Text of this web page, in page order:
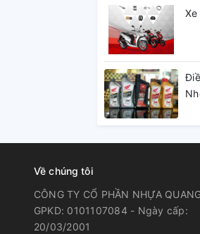
Về chúng tôi
CÔNG TY CỔ PHẦN NHỰA
GPKD: 0101107084 - Ngày cấp:
20/03/2001